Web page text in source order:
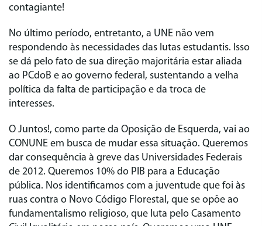
contagiante!
No último período, entretanto, a UNE não vem
respondendo às necessidades das lutas estudantis. Isso
se dá pelo fato de sua direção majoritária estar aliada
ao PCdoB e ao governo federal, sustentando a velha
política da falta de participação e da troca de
interesses.
O Juntos!, como parte da Oposição de Esquerda, vai ao
CONUNE em busca de mudar essa situação. Queremos
dar consequência à greve das Universidades Federais
de 2012. Queremos 10% do PIB para a Educação
pública. Nos identificamos com a juventude que foi às
ruas contra o Novo Código Florestal, que se opõe ao
fundamentalismo religioso, que luta pelo Casamento